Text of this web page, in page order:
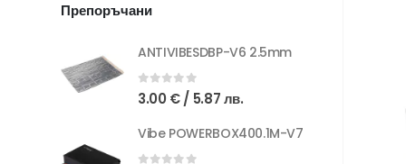
Препоръчани
ANTIVIBESDBP-V6 2.5mm
0out of 5
3.00 €/ 5.87 лв.
Vibe POWERBOX400.1M-V7